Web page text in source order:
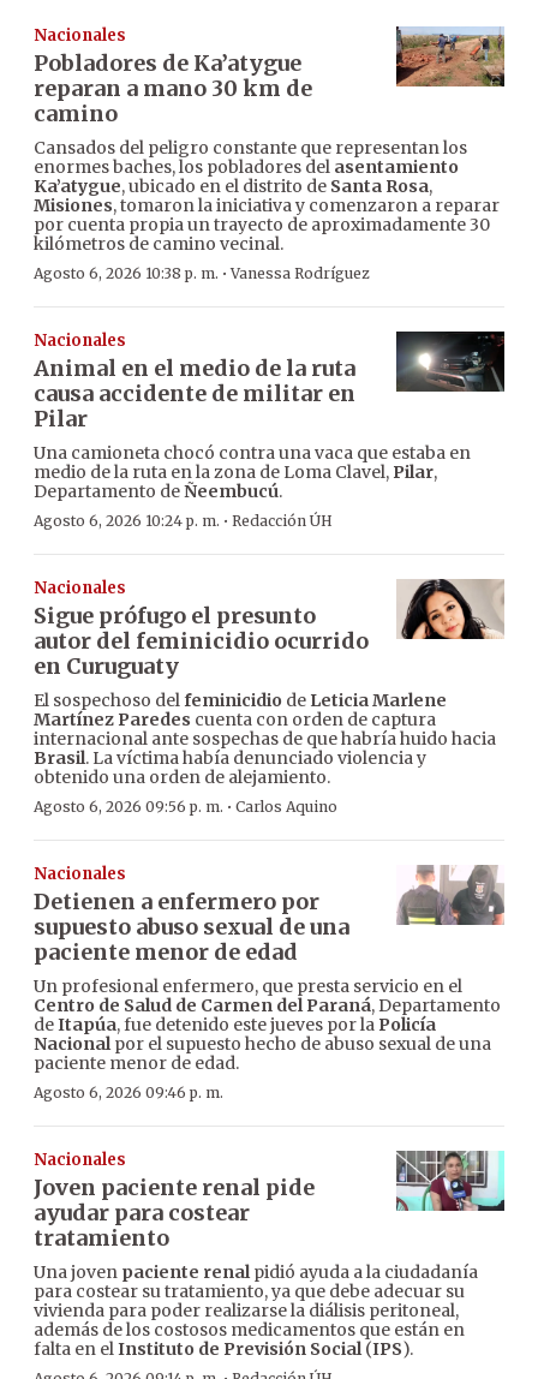
Nacionales
Pobladores de Ka’atygue
reparan a mano 30 km de
camino
Cansados del peligro constante que representan los
enormes baches, los pobladores del asentamiento
Ka’atygue, ubicado en el distrito de Santa Rosa,
Misiones, tomaron la iniciativa y comenzaron a reparar
por cuenta propia un trayecto de aproximadamente 30
kilómetros de camino vecinal.
Agosto 6, 2026 10:38 p. m. ·Vanessa Rodríguez
Nacionales
Animal en el medio de la ruta
causa accidente de militar en
Pilar
Una camioneta chocó contra una vaca que estaba en
medio de la ruta en la zona de Loma Clavel, Pilar,
Departamento deÑeembucú.
Agosto 6, 2026 10:24 p. m. · Redacción ÚH
Nacionales
Sigue prófugo el presunto
autor del feminicidio ocurrido
en Curuguaty
El sospechoso delfeminicidio de Leticia Marlene
Martínez Paredes cuenta con orden de captura
internacional ante sospechas de que habría huido hacia
Brasil. La víctima había denunciado violencia y
obtenido una orden de alejamiento.
Agosto 6, 2026 09:56 p. m. · Carlos Aquino
Nacionales
Detienen a enfermero por
supuesto abuso sexual de una
paciente menor de edad
Un profesional enfermero, que presta servicio en el
Centro de Salud de Carmen del Paraná, Departamento
deItapúa, fue detenido este jueves por la Policía
Nacionalpor el supuesto hecho de abuso sexual de una
paciente menor de edad.
Agosto 6, 2026 09:46 p. m.
Nacionales
Joven paciente renal pide
ayudar para costear
tratamiento
Una joven paciente renalpidió ayuda a la ciudadanía
para costear su tratamiento, ya que debe adecuar su
vivienda para poder realizarse la diálisis peritoneal,
además de los costosos medicamentos que están en
falta en elInstituto de Previsión Social(IPS).